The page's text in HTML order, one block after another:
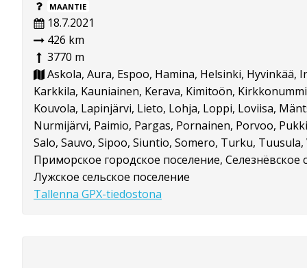
MAANTIE
18.7.2021
426 km
3770 m
Askola, Aura, Espoo, Hamina, Helsinki, Hyvinkää,
Karkkila, Kauniainen, Kerava, Kimitoön,
Kouvola, Lapinjärvi, Lieto, Lohja, Loppi, Loviisa,
Nurmijärvi, Paimio, Pargas, Pornainen, Porvoo,
Salo, Sauvo, Sipoo, Siuntio, Somero, Turku,
Приморское городское поселение, Селезнёвское
Лужское сельское поселение
Tallenna GPX-tiedostona